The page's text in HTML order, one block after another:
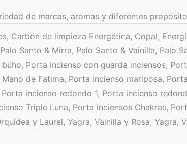
de marcas, aromas y diferentes
Carbón de limpieza Energética, Copal,
Santo & Mirra, Palo Santo & Vainilla, Palo
búho, Porta incienso con guarda inciensos,
Mano de Fatima, Porta incienso mariposa,
Porta incienso redondo 1, Porta incienso
Triple Luna, Porta inciensos Chakras,
y Laurel, Yagra, Vainilla y Rosa, Yagra,